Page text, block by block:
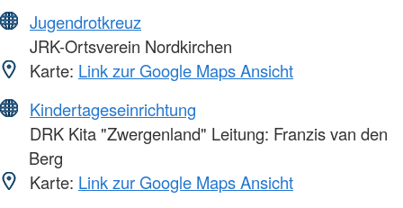
Jugendrotkreuz
JRK-Ortsverein Nordkirchen
Karte: Link zur Google Maps Ansicht
Kindertageseinrichtung
DRK Kita "Zwergenland" Leitung: Franzis van den
Berg
Karte: Link zur Google Maps Ansicht